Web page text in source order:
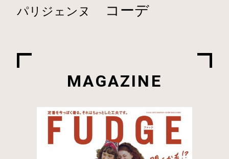
パリジェンヌ コーデ
MAGAZINE